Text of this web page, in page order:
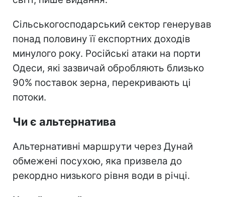
Сільськогосподарський сектор генерував
понад половину її експортних доходів
минулого року. Російські атаки на порти
Одеси, які зазвичай обробляють близько
90% поставок зерна, перекривають ці
потоки.
Чи є альтернатива
Альтернативні маршрути через Дунай
обмежені посухою, яка призвела до
рекордно низького рівня води в річці.